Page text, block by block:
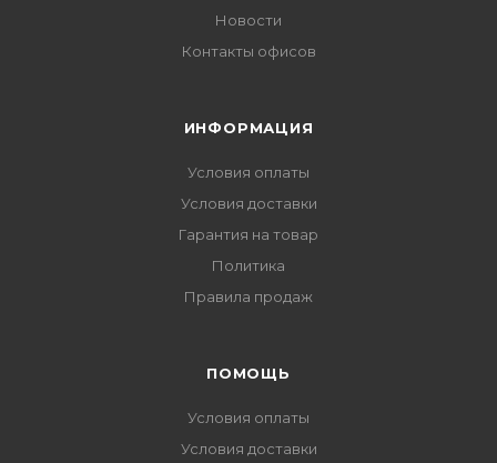
Новости
Контакты офисов
ИНФОРМАЦИЯ
Условия оплаты
Условия доставки
Гарантия на товар
Политика
Правила продаж
ПОМОЩЬ
Условия оплаты
Условия доставки